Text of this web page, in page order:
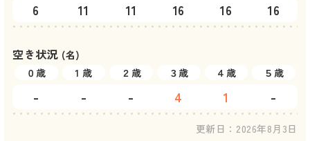
6 11 11 16 16 16
空き状況 (名)
０歳
1 歳 ２歳 ３歳 ４歳 ５歳
- - - 4 1 -
更新日： 2026年8月3日